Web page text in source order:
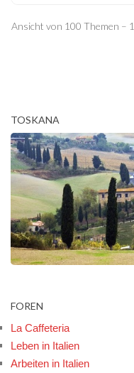
Ansicht von 100 Themen –
TOSKANA
FOREN
La Caffeteria
Leben in Italien
Arbeiten in Italien